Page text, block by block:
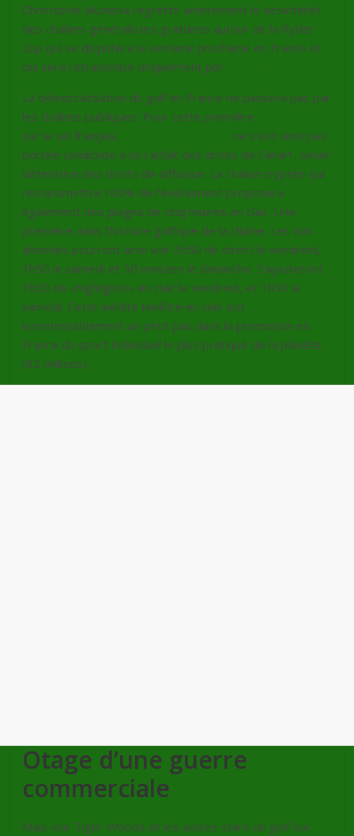
Christophe Muniesa regrette amèrement le désintérêt
des chaînes généralistes gratuites autour de la Ryder
Cup qui se disputera la semaine prochaine en France et
qui sera retransmise uniquement par
.
La démocratisation du golf en France ne passera pas par
les chaînes publiques. Pour cette première
sur le sol français,
ne s’est ainsi pas
portée candidate à un rachat des droits de Canal+, seule
détentrice des droits de diffusion. La chaîne cryptée qui
retransmettra 100% de l’événement proposera
également des plages de cinq heures en clair. Une
première dans l’histoire golfique de la chaîne. Les non
abonnés pourront ainsi voir 3h50 de direct le vendredi,
1h50 le samedi et 50 minutes le dimanche. S’ajouteront
1h30 de «highlights» en clair le vendredi, et 1h30 le
samedi. Cette inédite fenêtre en clair est
incontestablement un petit pas dans la promotion en
France du sport individuel le plus pratiqué de la planète
(82 millions).
Otage d’une guerre
commerciale
Mais voir Tiger Woods et les autres stars du golf sur